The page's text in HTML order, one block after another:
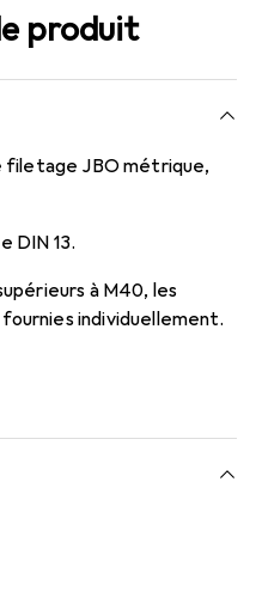
produit
filetage JBO métrique,
DIN 13.
à M40, les
individuellement.